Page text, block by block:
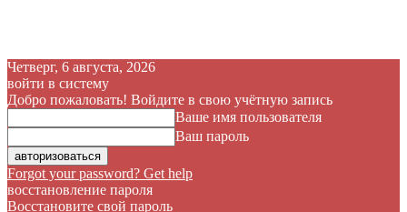
Четверг, 6 августа, 2026
войти в систему
Добро пожаловать! Войдите в свою учётную запись
Ваше имя пользователя
Ваш пароль
Forgot your password? Get help
восстановление пароля
Восстановите свой пароль